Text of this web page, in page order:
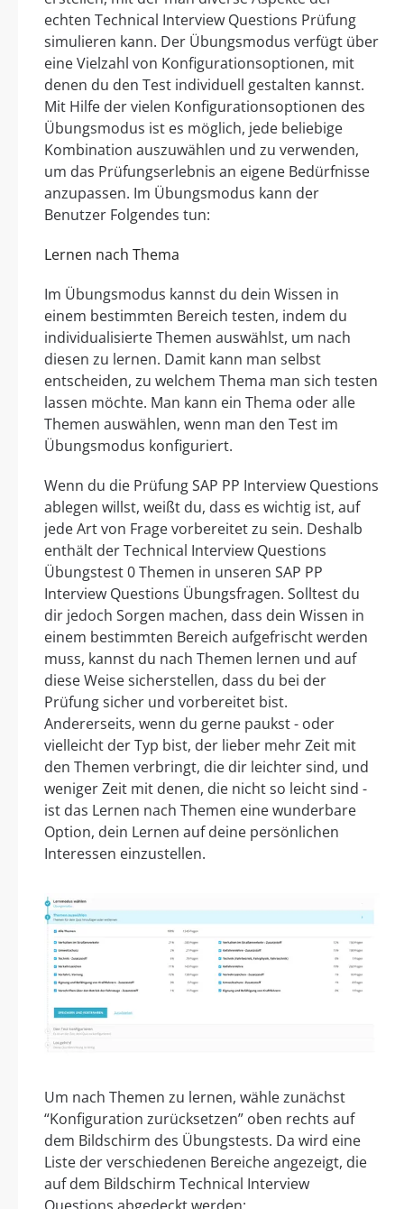
echten Technical Interview Questions Prüfung
simulieren kann. Der Übungsmodus verfügt über
eine Vielzahl von Konfigurationsoptionen, mit
denen du den Test individuell gestalten kannst.
Mit Hilfe der vielen Konfigurationsoptionen des
Übungsmodus ist es möglich, jede beliebige
Kombination auszuwählen und zu verwenden,
um das Prüfungserlebnis an eigene Bedürfnisse
anzupassen. Im Übungsmodus kann der
Benutzer Folgendes tun:
Lernen nach Thema
Im Übungsmodus kannst du dein Wissen in
einem bestimmten Bereich testen, indem du
individualisierte Themen auswählst, um nach
diesen zu lernen. Damit kann man selbst
entscheiden, zu welchem Thema man sich testen
lassen möchte. Man kann ein Thema oder alle
Themen auswählen, wenn man den Test im
Übungsmodus konfiguriert.
Wenn du die Prüfung SAP PP Interview Questions
ablegen willst, weißt du, dass es wichtig ist, auf
jede Art von Frage vorbereitet zu sein. Deshalb
enthält der Technical Interview Questions
Übungstest 0 Themen in unseren SAP PP
Interview Questions Übungsfragen. Solltest du
dir jedoch Sorgen machen, dass dein Wissen in
einem bestimmten Bereich aufgefrischt werden
muss, kannst du nach Themen lernen und auf
diese Weise sicherstellen, dass du bei der
Prüfung sicher und vorbereitet bist.
Andererseits, wenn du gerne paukst - oder
vielleicht der Typ bist, der lieber mehr Zeit mit
den Themen verbringt, die dir leichter sind, und
weniger Zeit mit denen, die nicht so leicht sind -
ist das Lernen nach Themen eine wunderbare
Option, dein Lernen auf deine persönlichen
Interessen einzustellen.
Um nach Themen zu lernen, wähle zunächst
“Konfiguration zurücksetzen” oben rechts auf
dem Bildschirm des Übungstests. Da wird eine
Liste der verschiedenen Bereiche angezeigt, die
auf dem Bildschirm Technical Interview